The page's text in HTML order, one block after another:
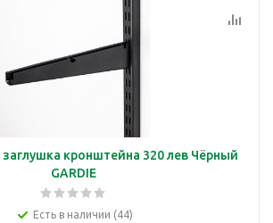
кронштейна 320 лев Чёрный
GARDIE
Есть в наличии (44)